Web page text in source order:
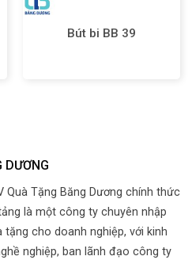
Bút bi BB 39
DƯƠNG
Quà Tặng Băng Dương chính thức
là một công ty chuyên nhập
cho doanh nghiệp, với kinh
nghiệp, ban lãnh đạo công ty